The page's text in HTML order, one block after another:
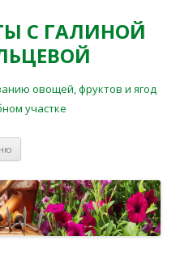
С ГАЛИНОЙ
овощей, фруктов и ягод
участке